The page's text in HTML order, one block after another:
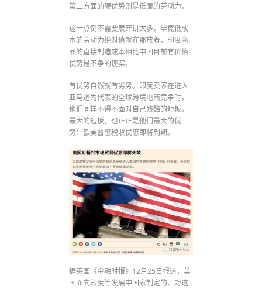
第二方面的硬优势则是低廉的劳动力。
这一点倒不需要展开讲太多。毕竟低成
本的劳动力绝对值就在那放着，印度商
品的直接制造成本相比中国目前有价格
优势是不争的现实。
有优势自然就有劣势。印度卖家在进入
亚马逊为代表的全球跨境电商竞争时，
他们同样不得不面对自己残酷的短板。
最大的短板，也正正是他们最大的优
势：欧美普惠税收优惠即将到期。
据英国《金融时报》12月25日报道，美
国面向印度等发展中国家制定的、对这